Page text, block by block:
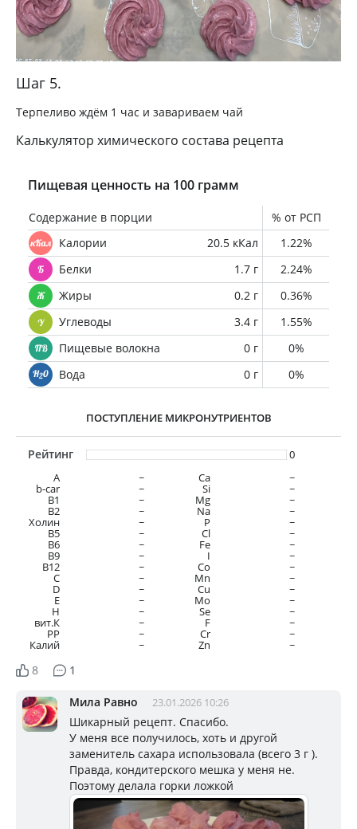
Шаг 5.
Терпеливо ждём 1 час и завариваем чай
Калькулятор химического состава рецепта
Пищевая ценность на 100 грамм
Содержание в порции
% от РСП
Калории
20.5 кКал
1.22%
Белки
1.7 г
2.24%
Жиры
0.2 г
0.36%
Углеводы
3.4 г
1.55%
Пищевые волокна
0 г
0%
Вода
0 г 0%
ПОСТУПЛЕНИЕ МИКРОНУТРИЕНТОВ
Рейтинг
0
A
~
b-car ~
В1 ~
B2 ~
Холин ~
B5 ~
B6 ~
B9 ~
B12 ~
C ~
D ~
E ~
H ~
вит.К ~
PP ~
Калий ~
Ca ~
Si ~
Mg ~
Na ~
P ~
Cl ~
Fe ~
I ~
Co ~
Mn ~
Cu ~
Mo ~
Se ~
F ~
Cr ~
Zn ~
8 1
Мила Равно 23.01.2026 10:26
Шикарный рецепт. Спасибо.
У меня все получилось, хоть и другой
заменитель сахара использовала (всего 3 г ).
Правда, кондитерского мешка у меня не.
Поэтому делала горки ложкой